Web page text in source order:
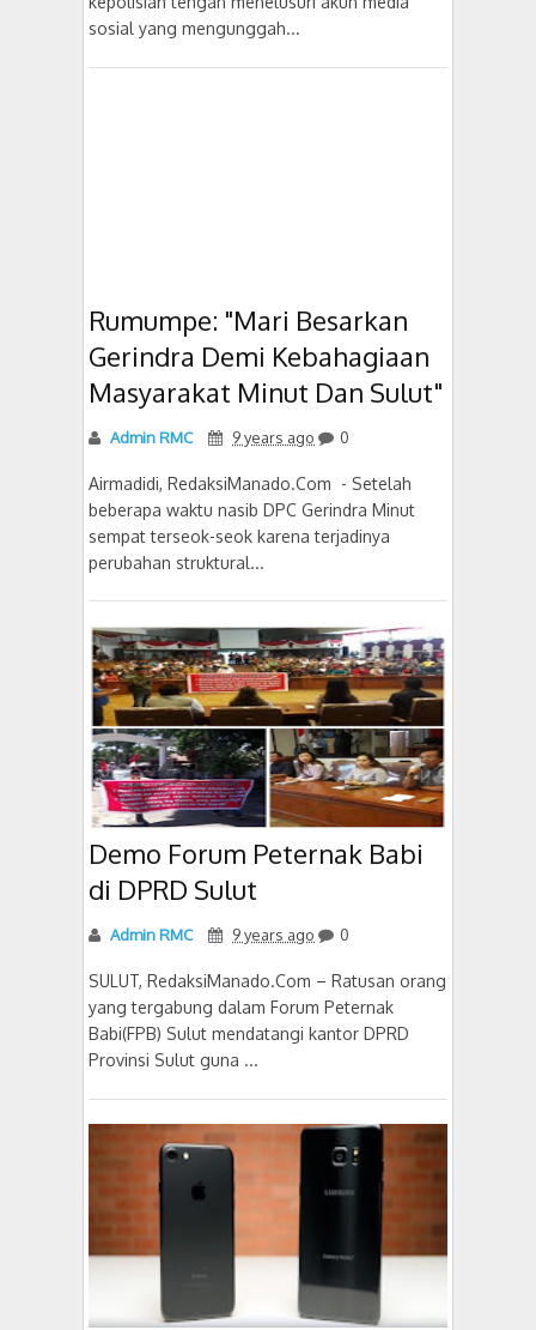
sosial yang mengunggah...
Rumumpe: "Mari Besarkan
Gerindra Demi Kebahagiaan
Masyarakat Minut Dan Sulut"
Admin RMC 9 years ago 0
Airmadidi, RedaksiManado.Com - Setelah
beberapa waktu nasib DPC Gerindra Minut
sempat terseok-seok karena terjadinya
perubahan struktural...
Demo Forum Peternak Babi
di DPRD Sulut
Admin RMC 9 years ago 0
SULUT, RedaksiManado.Com – Ratusan orang
yang tergabung dalam Forum Peternak
Babi(FPB) Sulut mendatangi kantor DPRD
Provinsi Sulut guna ...